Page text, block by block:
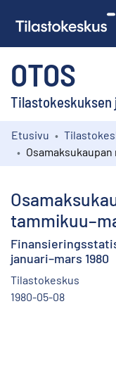
OTOS
Kokoelmat
Etusivu
januari–mars 1980
Tilastokeskus
1980-05-08